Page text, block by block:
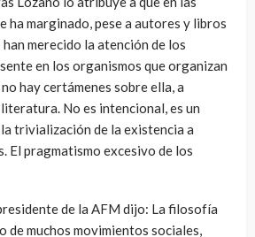
ha marginado, pese a autores y libros
merecido la atención de los
en los organismos que organizan
hay certámenes sobre ella, a
No es intencional, es un
trivialización de la existencia a
El pragmatismo excesivo de los
de la AFM dijo: La filosofía
de muchos movimientos sociales,